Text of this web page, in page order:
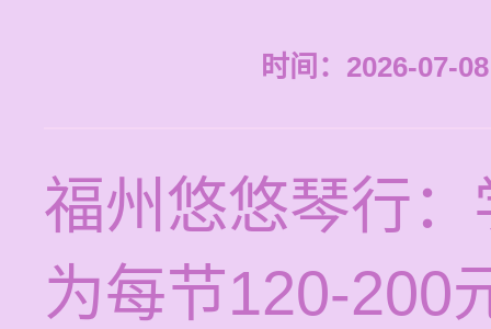
时间：2026-07-
福州悠悠琴行
为每节120-200